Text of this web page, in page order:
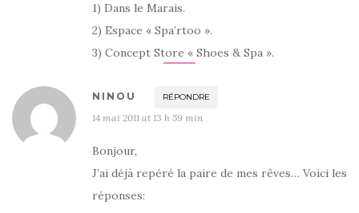
1) Dans le Marais.
2) Espace « Spa’rtoo ».
3) Concept Store « Shoes & Spa ».
NINOU RÉPONDRE
14 mai 2011 at 13 h 59 min
Bonjour,
J’ai déjà repéré la paire de mes rêves… Voici les
réponses: